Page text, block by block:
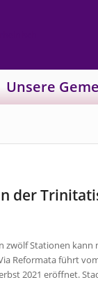
Unsere
der
zwölf Stationen
Reformata führt
2021 eröffnet.